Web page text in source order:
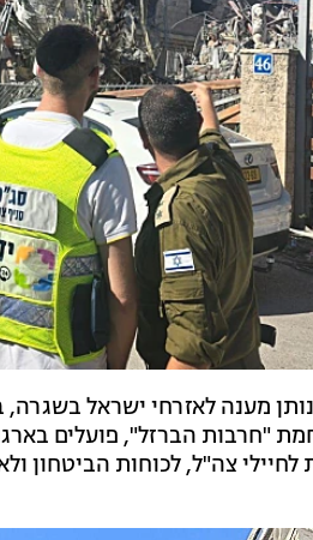
מענה לאזרחי ישראל
"חרבות הברזל", פועלים
לחיילי צה"ל, לכוחות הביטחון